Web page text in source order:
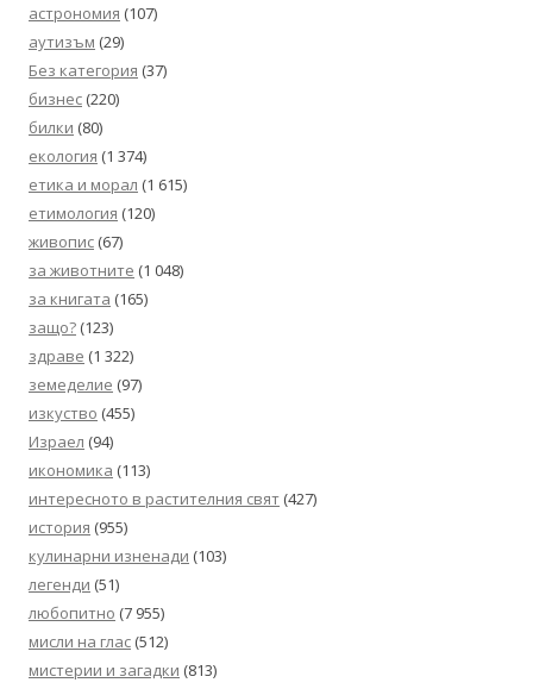
астрономия (107)
аутизъм (29)
Без категория (37)
бизнес (220)
билки (80)
екология (1 374)
етика и морал (1 615)
етимология (120)
живопис (67)
за животните (1 048)
за книгата (165)
защо? (123)
здраве (1 322)
земеделие (97)
изкуство (455)
Израел (94)
икономика (113)
интересното в растителния свят (427)
история (955)
кулинарни изненади (103)
легенди (51)
любопитно (7 955)
мисли на глас (512)
мистерии и загадки (813)